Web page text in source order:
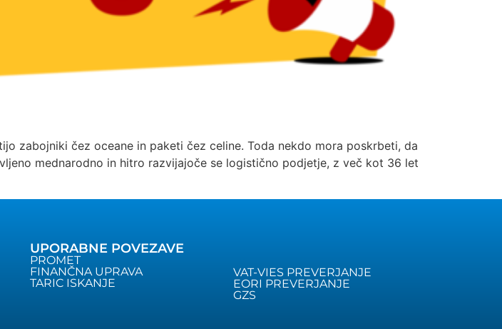
zabojniki čez oceane in paketi čez celine. Toda nekdo mora poskrbeti, da
mednarodno in hitro razvijajoče se logistično podjetje, z več kot 36 let
UPORABNE POVEZAVE
PROMET
FINANČNA UPRAVA
TARIC ISKANJE
VAT-VIES PREVERJANJE
EORI PREVERJANJE
GZS